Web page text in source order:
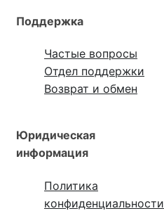
Поддержка
Частые вопросы
Отдел поддержки
Возврат и обмен
Юридическая
информация
Политика
конфиденциальности